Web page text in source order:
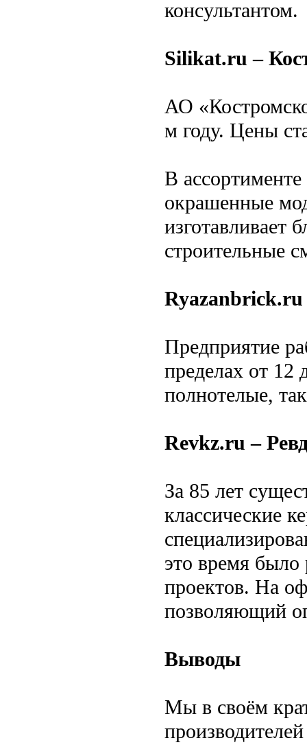
консультантом.
Silikat.ru –
АО
м году. Цены
В
окрашенные
изготавливает
строительные
Ryazanbrick.ru
Предприятие
пределах от 12
полнотелые,
Revkz.ru –
За 85 лет
классические
это время было
проектов. На
позволяющий
Выводы
Мы в своём